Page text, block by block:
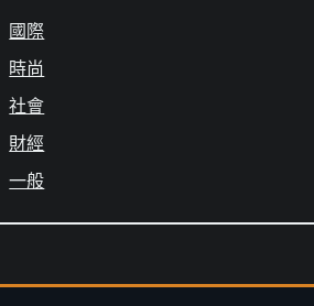
國際
時尚
社會
財經
一般